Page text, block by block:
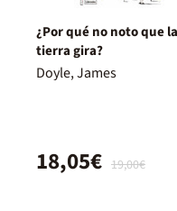
¿Por qué no noto que la
tierra gira?
Doyle, James
19,00€
18,05€